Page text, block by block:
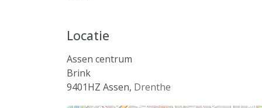
Locatie
Assen centrum
Brink
9401HZ Assen, Drenthe